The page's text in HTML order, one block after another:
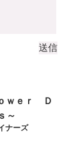
ｗｅｒ Ｄ
～
ナーズ
送信